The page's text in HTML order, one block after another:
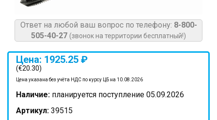
Ответ на любой ваш вопрос по телефону: 8-800-
505-40-27 (звонок на территории бесплатный!)
Цена: 1925.25 ₽
(€20.30)
Цена указана без учёта НДС по курсу ЦБ на 10.08.2026
Наличие: планируется поступление 05.09.2026
Артикул: 39515